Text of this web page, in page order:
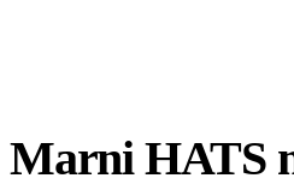
Marni HATS